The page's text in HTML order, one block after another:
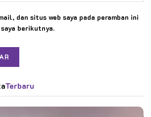
dan situs web saya pada peramban ini
berikutnya.
Terbaru